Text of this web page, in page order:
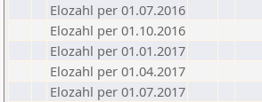
Elozahl per 01.07.2016
Elozahl per 01.10.2016
Elozahl per 01.01.2017
Elozahl per 01.04.2017
Elozahl per 01.07.2017